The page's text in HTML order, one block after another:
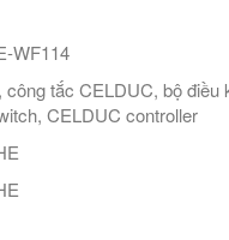
WF114
tắc CELDUC, bộ
CELDUC controller